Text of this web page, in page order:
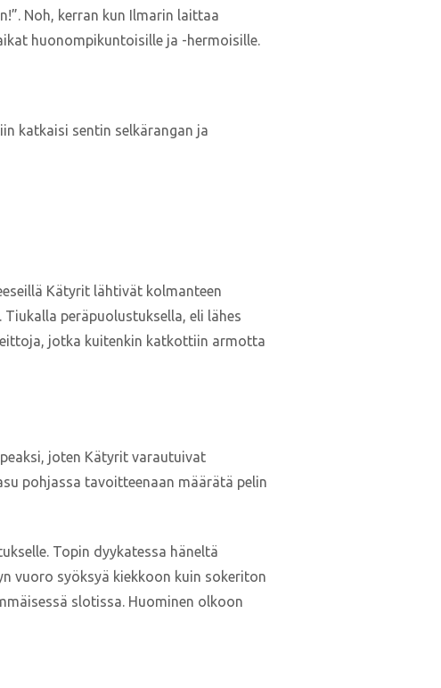
Noh, kerran kun Ilmarin laittaa
huonompikuntoisille ja -hermoisille.
katkaisi sentin selkärangan ja
Kätyrit lähtivät kolmanteen
peräpuolustuksella, eli lähes
jotka kuitenkin katkottiin armotta
joten Kätyrit varautuivat
pohjassa tavoitteenaan määrätä pelin
Topin dyykatessa häneltä
vuoro syöksyä kiekkoon kuin sokeriton
slotissa. Huominen olkoon